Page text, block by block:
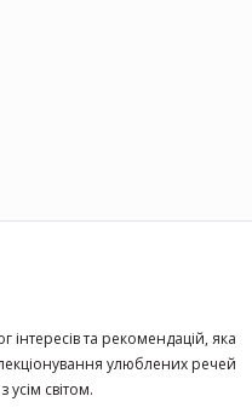
інтересів та рекомендацій, яка
улюблених речей
світом.